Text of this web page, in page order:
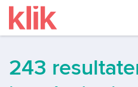
243